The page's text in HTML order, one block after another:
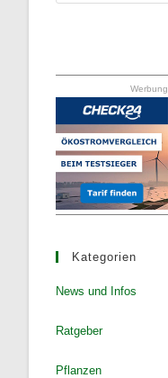
Werbung
Kategorien
News und Infos
Ratgeber
Pflanzen